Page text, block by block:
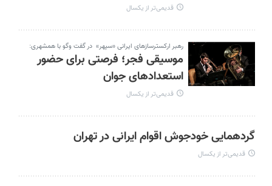
قدیمی‌تر از یکسال
رهبر ارکسترسازهای ایرانی «سپهر» در گفت وگو با همشهری:
موسیقی فجر؛ فرصتی برای حضور
استعدادهای جوان
قدیمی‌تر از یکسال
گردهمایی خودجوش اقوام ایرانی در تهران
قدیمی‌تر از یکسال